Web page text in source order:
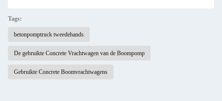
Tags:
betonpomptruck tweedehands
De gebruikte Concrete Vrachtwagen van de Boompomp
Gebruikte Concrete Boomvrachtwagens